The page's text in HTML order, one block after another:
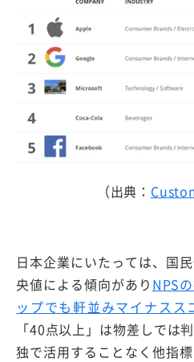
（出典：
日本企業にいたっては、国
央値による傾向があり NPS
ップでも軒並みマイナスス
「40点以上」は物差しでは
独で活用することなく他指